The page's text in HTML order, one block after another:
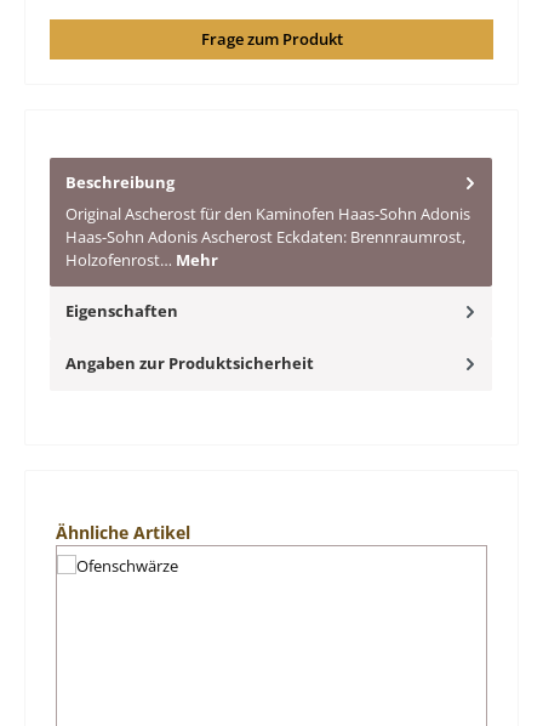
Frage zum Produkt
Beschreibung
Original Ascherost für den Kaminofen Haas-Sohn Adonis
Haas-Sohn Adonis Ascherost Eckdaten: Brennraumrost,
Holzofenrost… Mehr
Eigenschaften
Angaben zur Produktsicherheit
Produktgalerie überspringen
Ähnliche Artikel